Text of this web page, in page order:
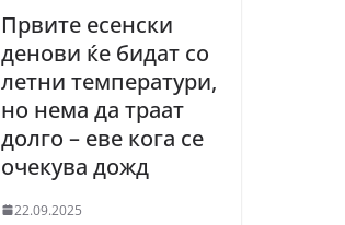
Првите есенски
денови ќе бидат со
летни температури,
но нема да траат
долго – еве кога се
очекува дожд
22.09.2025